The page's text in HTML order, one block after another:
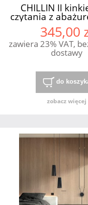
CHILLIN II
czytania z
E27
345,00
zawiera 23% VAT,
dostawy
do
zobacz więcej